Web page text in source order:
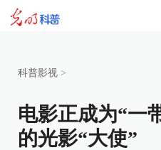
科普影视 >
电影正成为“一
的光影“大使”